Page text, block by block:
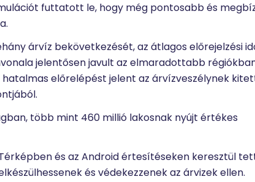
futtatott le, hogy még pontosabb és
árvíz bekövetkezését, az átlagos előrejelzési
jelentősen javult az elmaradottabb
előrelépést jelent az árvízveszélynek
több mint 460 millió lakosnak nyújt értékes
és az Android értesítéseken keresztül
és védekezzenek az árvizek ellen.